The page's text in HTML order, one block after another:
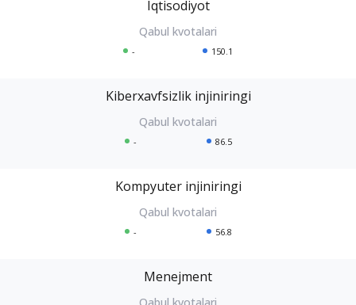
Iqtisodiyot
- 150.1
Kiberxavfsizlik injiniringi
- 86.5
Kompyuter injiniringi
- 56.8
Menejment